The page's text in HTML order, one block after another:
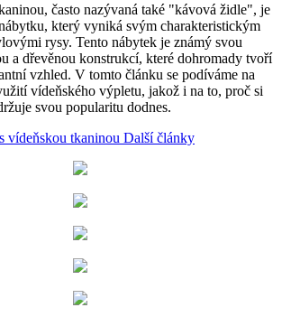
často nazývaná také "kávová židle", je
který vyniká svým charakteristickým
rysy. Tento nábytek je známý svou
a dřevěnou konstrukcí, které dohromady tvoří
vzhled. V tomto článku se podíváme na
vídeňského výpletu, jakož i na to, proč si
svou popularitu dodnes.
vídeňskou tkaninou Další články